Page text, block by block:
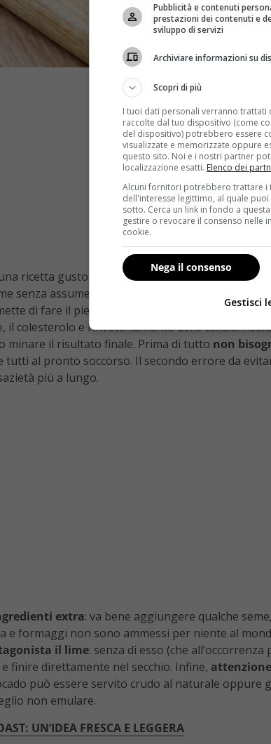
ricetta gustosa, adatta ad ogn stagione e
senza assumere troppo calorie (anche se un
di fare il pieno di antiossidanti, vitamina A,
colesterolo e l’invecchiamento delle cellule.
minare il risultato finale. Prima di tutto non
tutti al pronto soccorso. Il secondo errore da
più a lungo.
extra: va bene aggiungere qualche
e formaggi non sono ammessi per niente al
il lime: senza di esso (che
finire direttamente nel secchio. Infine,
può essere servito crudo al naturale
non emulare.
UN’IDEA FRESCA E LEGGERA
Pubblicità e contenuti
prestazioni dei contenuti e
sviluppo di servizi
Archiviare informazioni su
Scopri di più
I tuoi dati personali verranno trattati
raccolte dal tuo dispositivo (come
del dispositivo) potrebbero essere
visualizzate e memorizzate oppure
questo sito. Noi e i nostri partner
localizzazione esatti. Elenco dei
Alcuni fornitori potrebbero trattare i
dell'interesse legittimo, al quale
sotto. Cerca un link in fondo a
gestire o revocare il consenso nelle
cookie.
Nega il consenso
Gestisci